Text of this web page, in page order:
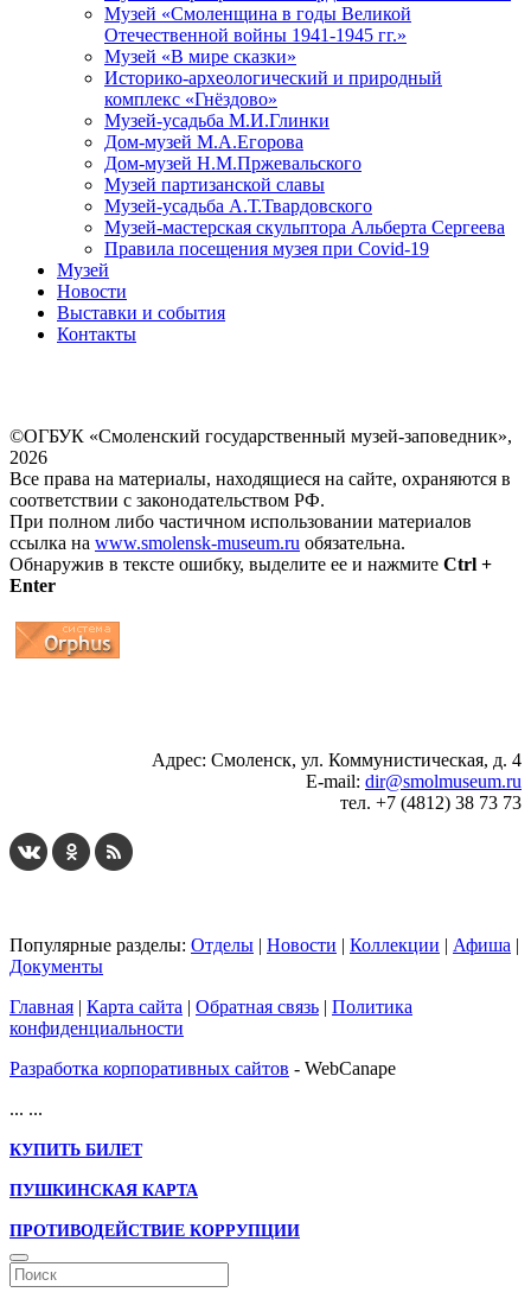
Музей «Смоленщина в годы Великой
Отечественной войны 1941-1945 гг.»
Музей «В мире сказки»
Историко-археологический и природный
комплекс «Гнёздово»
Музей-усадьба М.И.Глинки
Дом-музей М.А.Егорова
Дом-музей Н.М.Пржевальского
Музей партизанской славы
Музей-усадьба А.Т.Твардовского
Музей-мастерская скульптора Альберта Сергеева
Правила посещения музея при Covid-19
Музей
Новости
Выставки и события
Контакты
©ОГБУК «Смоленский государственный музей-заповедник»,
2026
Все права на материалы, находящиеся на сайте, охраняются в
соответствии с законодательством РФ.
При полном либо частичном использовании материалов
ссылка на www.smolensk-museum.ru обязательна.
Обнаружив в тексте ошибку, выделите ее и нажмите Ctrl +
Enter
Адрес: Смоленск, ул. Коммунистическая, д. 4
E-mail: dir@smolmuseum.ru
тел. +7 (4812) 38 73 73
Популярные разделы: Отделы | Новости | Коллекции | Афиша |
Документы
Главная | Карта сайта | Обратная связь | Политика
конфиденциальности
Разработка корпоративных сайтов - WebCanape
... ...
КУПИТЬ БИЛЕТ
ПУШКИНСКАЯ КАРТА
ПРОТИВОДЕЙСТВИЕ КОРРУПЦИИ